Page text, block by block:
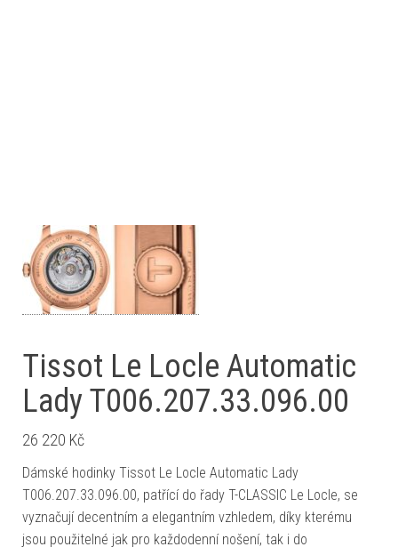
Tissot Le Locle Automatic
Lady T006.207.33.096.00
26 220 Kč
Dámské hodinky Tissot Le Locle Automatic Lady
T006.207.33.096.00, patřící do řady T-CLASSIC Le Locle, se
vyznačují decentním a elegantním vzhledem, díky kterému
jsou použitelné jak pro každodenní nošení, tak i do